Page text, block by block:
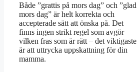
Både ”grattis på mors dag” och ”glad
mors dag” är helt korrekta och
accepterade sätt att önska på. Det
finns ingen strikt regel som avgör
vilken fras som är rätt – det viktigaste
är att uttrycka uppskattning för din
mamma.